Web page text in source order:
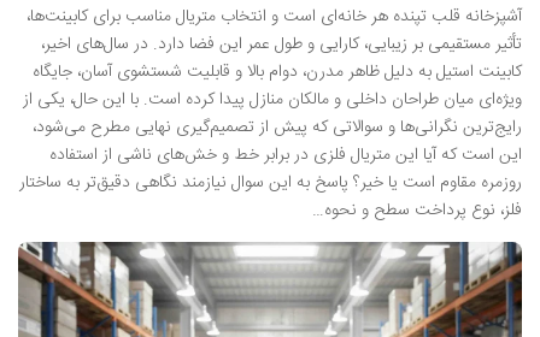
آشپزخانه قلب تپنده هر خانه‌ای است و انتخاب متریال مناسب برای کابینت‌ها،
تأثیر مستقیمی بر زیبایی، کارایی و طول عمر این فضا دارد. در سال‌های اخیر،
کابینت استیل به دلیل ظاهر مدرن، دوام بالا و قابلیت شستشوی آسان، جایگاه
ویژه‌ای میان طراحان داخلی و مالکان منازل پیدا کرده است. با این حال، یکی از
رایج‌ترین نگرانی‌ها و سوالاتی که پیش از تصمیم‌گیری نهایی مطرح می‌شود،
این است که آیا این متریال فلزی در برابر خط و خش‌های ناشی از استفاده
روزمره مقاوم است یا خیر؟ پاسخ به این سوال نیازمند نگاهی دقیق‌تر به ساختار
فلز، نوع پرداخت سطح و نحوه…